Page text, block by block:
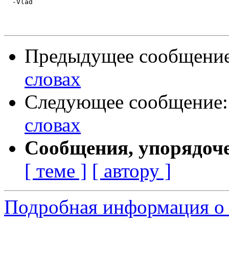
  -Vlad
Предыдущее
словах
Следующее
словах
Сообщения,
[ теме ] [ автору ]
Подробная информация о